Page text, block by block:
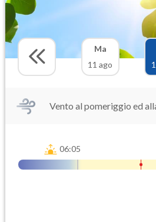
Ma
11 ago
Vento al pomeriggio ed
06:05